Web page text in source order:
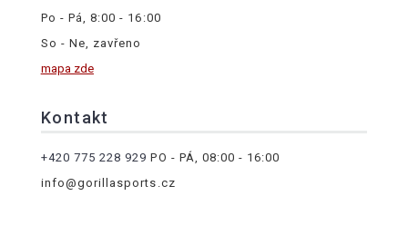
Po - Pá, 8:00 - 16:00
So - Ne, zavřeno
mapa zde
Kontakt
+420 775 228 929 PO - PÁ, 08:00 - 16:00
info@gorillasports.cz